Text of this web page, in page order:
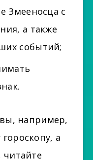
Змееносца с
а также
событий;
вы, например,
а
читайте